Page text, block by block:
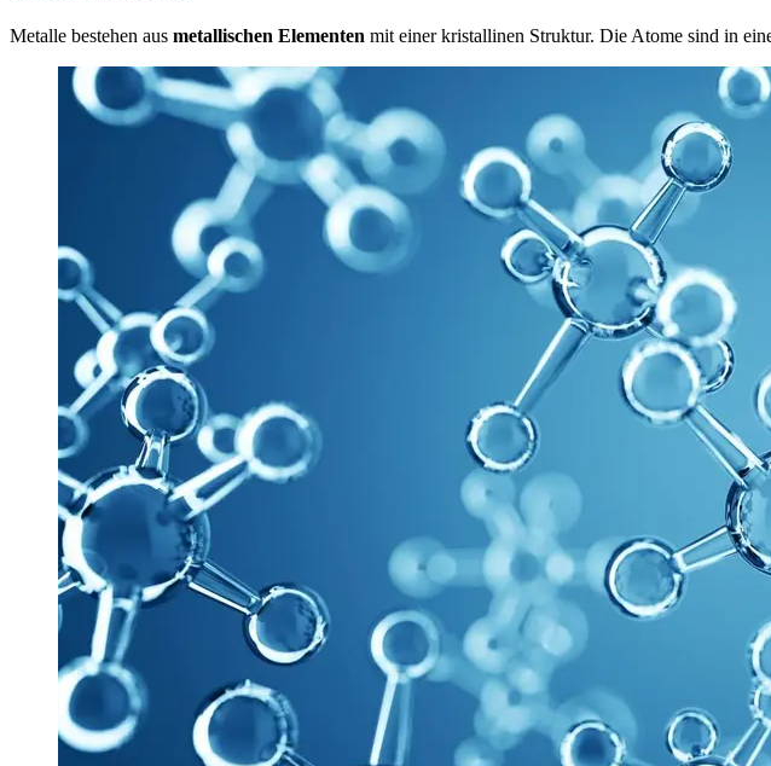
Metalle bestehen aus metallischen Elementen mit einer kristallinen Struktur. Die Atome sind in